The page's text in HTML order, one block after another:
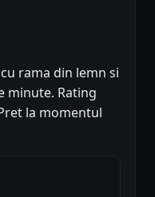
rama din lemn si
minute. Rating
la momentul